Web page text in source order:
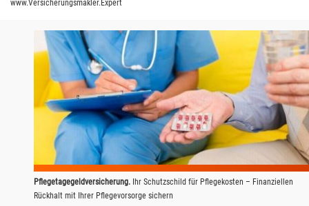
www.Versicherungsmakler.Expert
Pflegetagegeldversicherung. Ihr Schutzschild für Pflegekosten – Finanziellen
Rückhalt mit Ihrer Pflegevorsorge sichern